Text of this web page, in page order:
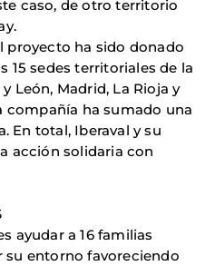
caso, de otro territorio
proyecto ha sido donado
15 sedes territoriales de la
León, Madrid, La Rioja y
compañía ha sumado una
En total, Iberaval y su
acción solidaria con
ayudar a 16 familias
su entorno favoreciendo